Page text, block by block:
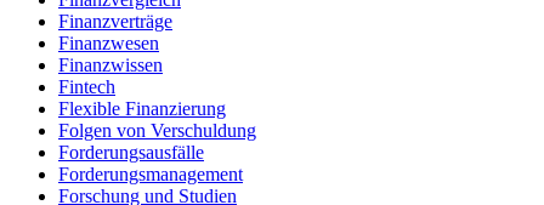
Finanzverträge
Finanzwesen
Finanzwissen
Fintech
Flexible Finanzierung
Folgen von Verschuldung
Forderungsausfälle
Forderungsmanagement
Forschung und Studien